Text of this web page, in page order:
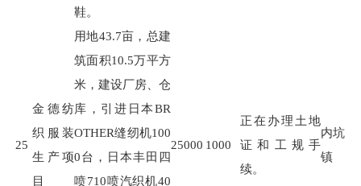
鞋。
25
金德纺
织服装
生产项
目
用地43.7亩，总建
筑面积10.5万平方
米，建设厂房、仓
库，引进日本BR
OTHER缝纫机100
0台，日本丰田四
喷710喷汽织机40
25000 1000
正在办理土地
证和工规手
续。
内坑
镇